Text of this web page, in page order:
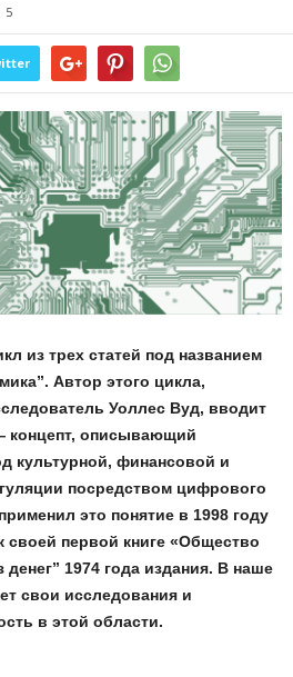
5
из трех статей под названием
Автор этого цикла,
Уоллес Вуд, вводит
концепт, описывающий
культурной, финансовой и
посредством цифрового
это понятие в 1998 году
своей первой книге «Общество
1974 года издания. В наше
свои исследования и
в этой области.